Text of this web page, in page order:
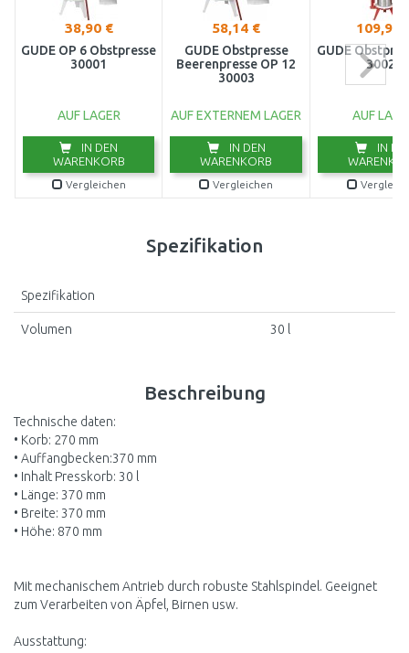
38,90 €
GÜDE OP 6 Obstpresse
30001
AUF LAGER
IN DEN
WARENKORB
Vergleichen
58,14 €
GÜDE Obstpresse
Beerenpresse OP 12
30003
AUF EXTERNEM LAGER
IN DEN
WARENKORB
Vergleichen
109,90
GÜDE
30028
AUF
IN
Beschreibung
Technische daten:
• Korb: 270 mm
• Auffangbecken:370 mm
• Inhalt Presskorb: 30 l
• Länge: 370 mm
• Breite: 370 mm
• Höhe: 870 mm
Mit mechanischem Antrieb durch robuste Stahlspindel. Geeignet
zum Verarbeiten von Äpfel, Birnen usw.
Ausstattung:
Spezifikation
Spezifikation
Volumen 30 l